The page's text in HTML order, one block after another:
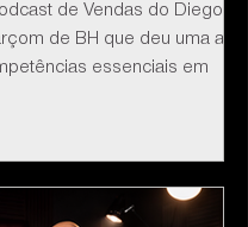
de Vendas do Diego
de BH que deu uma aula
essenciais em